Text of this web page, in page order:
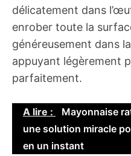
délicatement dans
enrober toute la
généreusement dans
appuyant légèrement
parfaitement.
A lire :
Mayonnaise
une solution miracle
en un instant